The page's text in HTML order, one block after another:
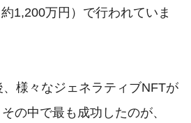
1,200万円）で行われていま
様々なジェネラティブNFTが
の中で最も成功したのが、